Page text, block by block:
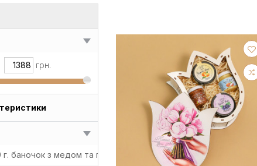
грн.
баночок з медом та горіхами в меду 1